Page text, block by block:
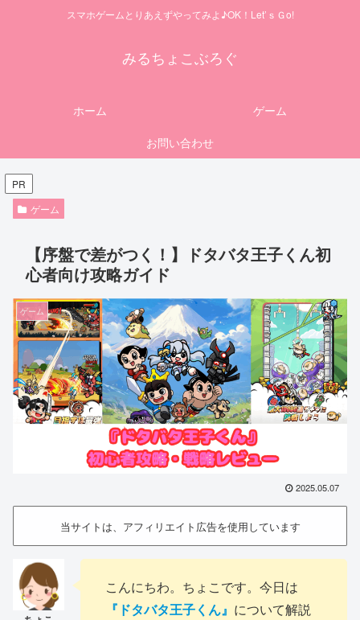
スマホゲームとりあえずやってみよ♪OK！Let’ｓＧo!
みるちょこぶろぐ
ホーム
ゲーム
お問い合わせ
PR
ゲーム
【序盤で差がつく！】ドタバタ王子くん初
心者向け攻略ガイド
ゲーム
2025.05.07
当サイトは、アフィリエイト広告を使用しています
こんにちわ。ちょこです。今日は
『ドタバタ王子くん』 について解説